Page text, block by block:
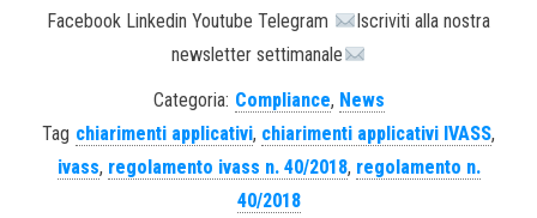
Facebook Linkedin Youtube Telegram
Iscriviti alla nostra
newsletter settimanale
Categoria: Compliance, News
Tag chiarimenti applicativi, chiarimenti applicativi IVASS,
ivass, regolamento ivass n. 40/2018, regolamento n.
40/2018